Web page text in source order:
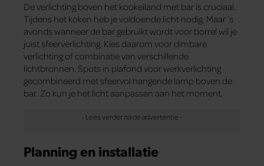
De verlichting boven het kookeiland met bar is cruciaal.
Tijdens het koken heb je voldoende licht nodig. Maar ’s
avonds wanneer de bar gebruikt wordt voor borrel wil je
juist sfeerverlichting. Kies daarom voor dimbare
verlichting of combinatie van verschillende
lichtbronnen. Spots in plafond voor werkverlichting
gecombineerd met sfeervol hangende lamp boven de
bar. Zo kun je het licht aanpassen aan het moment.
Planning en installatie